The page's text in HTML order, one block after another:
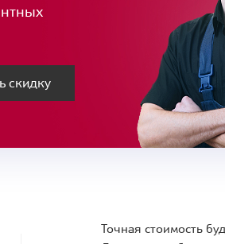
скидку
Точная стоимость